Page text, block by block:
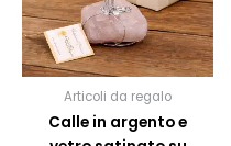
Articoli da regalo
Calle in argento e